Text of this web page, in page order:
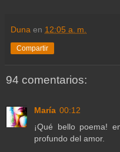
Duna en 12:05 a. m.
Compartir
94 comentarios:
María 00:12
¡Qué bello poema!
profundo del amor.